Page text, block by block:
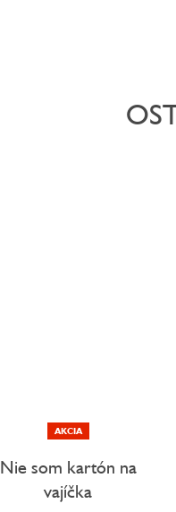
AKCIA
Nie som kartón na
vajíčka